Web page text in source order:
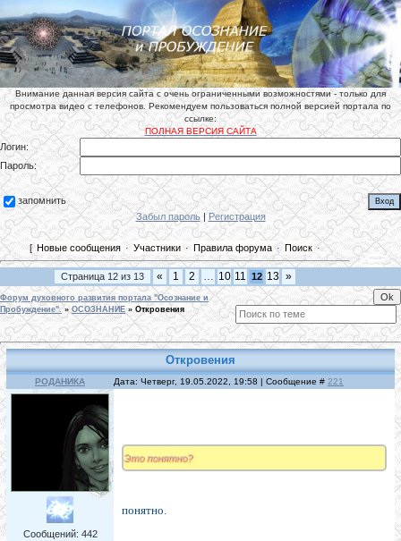
Внимание данная версия сайта с очень ограниченными возможностями - только для
просмотра видео с телефонов. Рекомендуем пользоваться полной версией портала по
ссылке:
ПОЛНАЯ ВЕРСИЯ САЙТА
Логин:
Пароль:
запомнить
Забыл пароль| Регистрация
[ Новые сообщения · Участники · Правила форума · Поиск·
Страница 12 из 13 « 1 2 … 10 11 12 13 »
Форум духовного развития портала "Осознание и
Пробуждение". » ОСОЗНАНИЕ » Откровения
Откровения
РОДАНИКА Дата: Четверг, 19.05.2022, 19:58 | Сообщение # 221
Сообщений: 442
Это понятно?
понятно.